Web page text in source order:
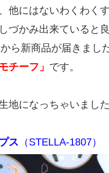
他にはないわくわく
づかみ出来ていると
から新商品が届きまし
チーフ」 です。
地になっちゃいまし
ス （STELLA-1807）